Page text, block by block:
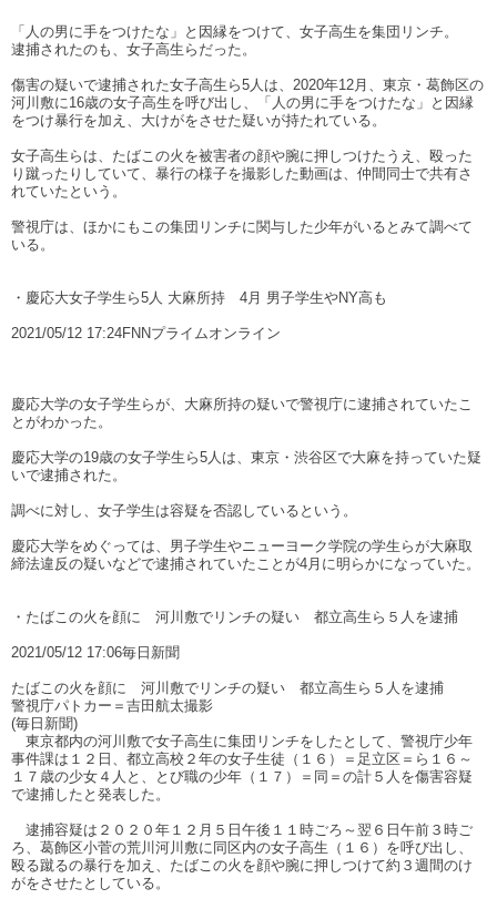
「人の男に手をつけたな」と因縁をつけて、女子高生を集団リンチ。
逮捕されたのも、女子高生らだった。
傷害の疑いで逮捕された女子高生ら5人は、2020年12月、東京・葛飾区の
河川敷に16歳の女子高生を呼び出し、「人の男に手をつけたな」と因縁
をつけ暴行を加え、大けがをさせた疑いが持たれている。
女子高生らは、たばこの火を被害者の顔や腕に押しつけたうえ、殴った
り蹴ったりしていて、暴行の様子を撮影した動画は、仲間同士で共有さ
れていたという。
警視庁は、ほかにもこの集団リンチに関与した少年がいるとみて調べて
いる。
・慶応大女子学生ら5人 大麻所持 4月 男子学生やNY高も
2021/05/12 17:24FNNプライムオンライン
慶応大学の女子学生らが、大麻所持の疑いで警視庁に逮捕されていたこ
とがわかった。
慶応大学の19歳の女子学生ら5人は、東京・渋谷区で大麻を持っていた疑
いで逮捕された。
調べに対し、女子学生は容疑を否認しているという。
慶応大学をめぐっては、男子学生やニューヨーク学院の学生らが大麻取
締法違反の疑いなどで逮捕されていたことが4月に明らかになっていた。
・たばこの火を顔に 河川敷でリンチの疑い 都立高生ら５人を逮捕
2021/05/12 17:06毎日新聞
たばこの火を顔に 河川敷でリンチの疑い 都立高生ら５人を逮捕
警視庁パトカー＝吉田航太撮影
(毎日新聞)
東京都内の河川敷で女子高生に集団リンチをしたとして、警視庁少年
事件課は１２日、都立高校２年の女子生徒（１６）＝足立区＝ら１６～
１７歳の少女４人と、とび職の少年（１７）＝同＝の計５人を傷害容疑
で逮捕したと発表した。
逮捕容疑は２０２０年１２月５日午後１１時ごろ～翌６日午前３時ご
ろ、葛飾区小菅の荒川河川敷に同区内の女子高生（１６）を呼び出し、
殴る蹴るの暴行を加え、たばこの火を顔や腕に押しつけて約３週間のけ
がをさせたとしている。